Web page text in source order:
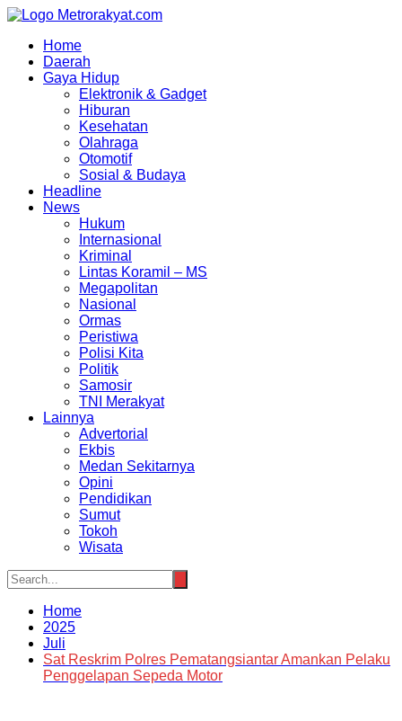
Skip
contentHome
Daerah
Gaya Hidup
Elektronik & Gadget
Hiburan
Kesehatan
Olahraga
Otomotif
Sosial & Budaya
Headline
News
Hukum
Internasional
Kriminal
Lintas Koramil – MS
Megapolitan
Nasional
Ormas
Peristiwa
Polisi Kita
Politik
Samosir
TNI Merakyat
Lainnya
Advertorial
Ekbis
Medan Sekitarnya
Opini
Pendidikan
Sumut
Tokoh
Wisata
Home
2025
Juli
Sat Reskrim Polres Pematangsiantar Amankan Pelaku
Penggelapan Sepeda Motor